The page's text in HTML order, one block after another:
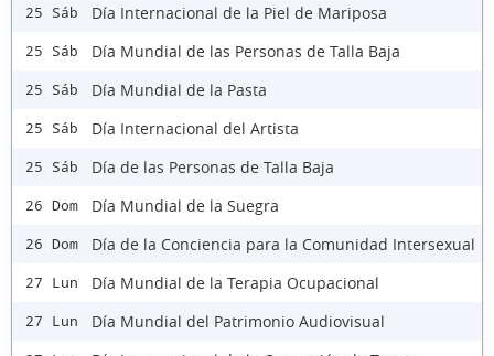
25 Sáb Día Internacional de la Piel de Mariposa
25 Sáb Día Mundial de las Personas de Talla Baja
25 Sáb Día Mundial de la Pasta
25 Sáb Día Internacional del Artista
25 Sáb Día de las Personas de Talla Baja
26 Dom Día Mundial de la Suegra
26 Dom Día de la Conciencia para la Comunidad Intersexual
27 Lun Día Mundial de la Terapia Ocupacional
27 Lun Día Mundial del Patrimonio Audiovisual